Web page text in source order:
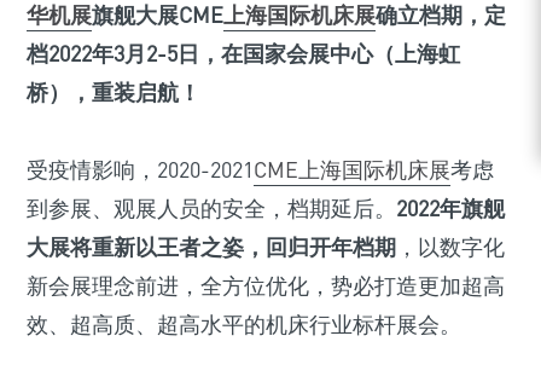
华机展旗舰大展CME 上海国际机床展确立档期，定
档2022年3月2-5日，在国家会展中心（上海虹
桥），重装启航！
受疫情影响，2020-2021CME上海国际机床展考虑
到参展、观展人员的安全，档期延后。 2022年旗舰
大展将重新以王者之姿，回归开年档期 ，以数字化
新会展理念前进，全方位优化，势必打造更加超高
效、超高质、超高水平的机床行业标杆展会。